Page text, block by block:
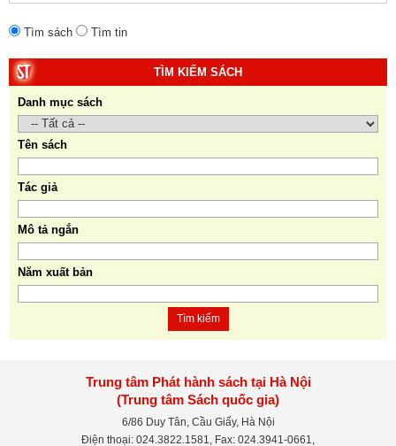
Tìm sách Tìm tin
TÌM KIẾM SÁCH
Danh mục sách
Tên sách
Tác giả
Mô tả ngắn
Năm xuất bản
Tìm kiếm
Trung tâm Phát hành sách tại Hà Nội
(Trung tâm Sách quốc gia)
6/86 Duy Tân, Cầu Giấy, Hà Nội
Điện thoại: 024.3822.1581, Fax: 024.3941-0661,